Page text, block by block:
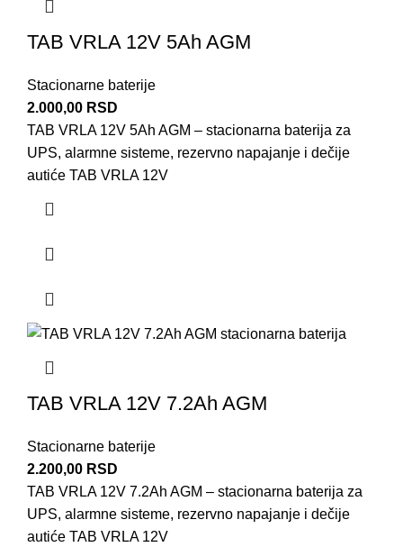
TAB VRLA 12V 5Ah AGM
Stacionarne baterije
2.000,00 RSD
TAB VRLA 12V 5Ah AGM – stacionarna baterija za
UPS, alarmne sisteme, rezervno napajanje i dečije
autiće TAB VRLA 12V
TAB VRLA 12V 7.2Ah AGM
Stacionarne baterije
2.200,00 RSD
TAB VRLA 12V 7.2Ah AGM – stacionarna baterija za
UPS, alarmne sisteme, rezervno napajanje i dečije
autiće TAB VRLA 12V